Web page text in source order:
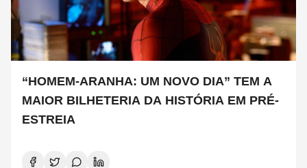
“HOMEM-ARANHA: UM NOVO DIA” TEM A
MAIOR BILHETERIA DA HISTÓRIA EM PRÉ-
ESTREIA